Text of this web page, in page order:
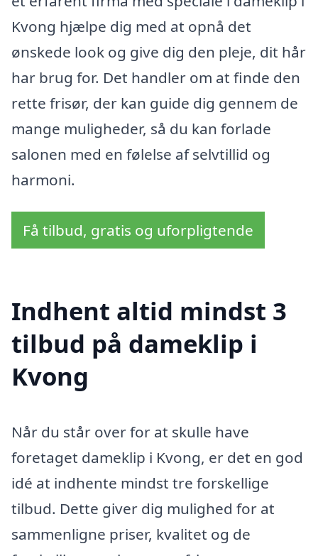
Kvong hjælpe dig med at opnå det
ønskede look og give dig den pleje, dit hår
har brug for. Det handler om at finde den
rette frisør, der kan guide dig gennem de
mange muligheder, så du kan forlade
salonen med en følelse af selvtillid og
harmoni.
Få tilbud, gratis og uforpligtende
Indhent altid mindst 3
tilbud på dameklip i
Kvong
Når du står over for at skulle have
foretaget dameklip i Kvong, er det en god
idé at indhente mindst tre forskellige
tilbud. Dette giver dig mulighed for at
sammenligne priser, kvalitet og de